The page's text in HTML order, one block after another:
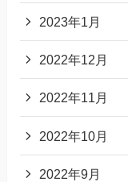
2023年1月
2022年12月
2022年11月
2022年10月
2022年9月